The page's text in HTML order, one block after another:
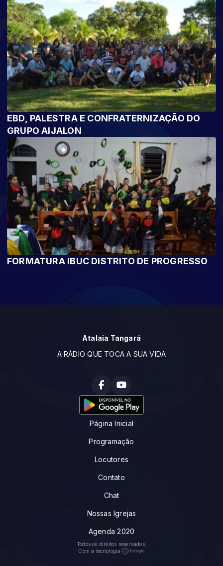
EBD, PALESTRA E CONFRATERNIZAÇÃO DO
GRUPO AIJALON
FORMATURA IBUC DISTRITO DE PROGRESSO
Atalaia Tangará
A RÁDIO QUE TOCA A SUA VIDA
Página Inicial
Programação
Locutores
Contato
Chat
Nossas Igrejas
Agenda 2020
Todos os direitos reservados.
Com a tecnologia